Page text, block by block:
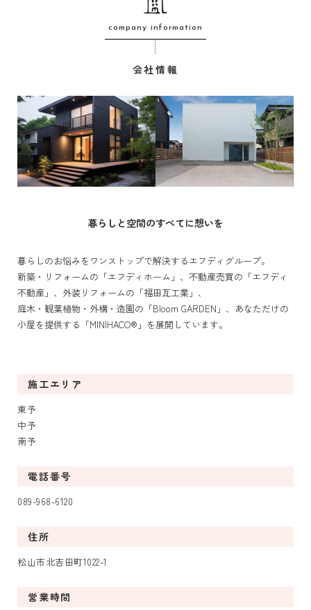
company information
会社情報
暮らしと空間のすべてに想いを
暮らしのお悩みをワンストップで解決するエフディグループ。
新築・リフォームの「エフディホーム」、不動産売買の「エフディ
不動産」、外装リフォームの「福田瓦工業」、
庭木・観葉植物・外構・造園の「Bloom GARDEN」、あなただけの
小屋を提供する「MINIHACO®」を展開しています。
施工エリア
東予
中予
南予
電話番号
089-968-6120
住所
松山市北吉田町1022-1
営業時間